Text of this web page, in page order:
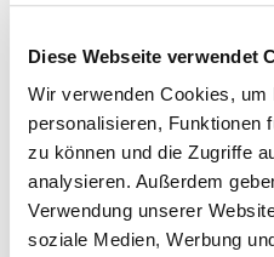
Diese Webseite verwendet
Wir verwenden Cookies, um
personalisieren, Funktionen
zu können und die Zugriffe
analysieren. Außerdem
Verwendung unserer
soziale Medien, Werbung
Komplette Überholung aller
Getriebe. Elektronische
bei Bedarf gewechselt und
Wandler werden nach
Persönliche Informationen
Vorname